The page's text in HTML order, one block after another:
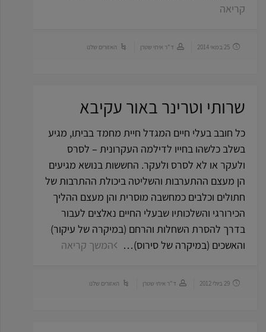
קריאה
25 במאי 2014 ד"ר איתי שטרן האזורים שלנו
שרותי וטרינר באור עקיבא
כל חובב בעלי חיים המגדל חיית מחמד בביתו, מגיע
בשלב כלשהו בחייו לדילמה העקרונית – לסרס
ולעקר או לא לסרס ולעקר. החששות בנושא מגיעים
הן מעצם ההתערבות והשליטה ביכולת ההתרבות של
חתולים וכלבים כמחשבה מוסרית והן מעצם ההליך
הכירורגי והשלכותיו שבעלי החיים נאלצים לעבור
בדרך להסרת השחלות והרחם (במיקרה של עיקור)
והאשכים (במיקרה של סירוס)…
המשך קריאה
29 ביולי 2012 ד"ר איתי שטרן האזורים שלנו